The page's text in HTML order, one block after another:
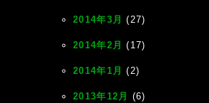
2014年3月 (27)
2014年2月 (17)
2014年1月 (2)
2013年12月 (6)